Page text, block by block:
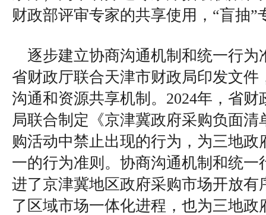
财政部评审专家的共享使用，“盲抽”
逐步建立协商沟通机制和统一行为
省财政厅联合天津市财政局印发文件
沟通和资源共享机制。2024年，省
局联合制定《京津冀政府采购负面清
购活动中禁止出现的行为，为三地政
一的行为准则。协商沟通机制和统一
进了京津冀地区政府采购市场开放有
了区域市场一体化进程，也为三地政